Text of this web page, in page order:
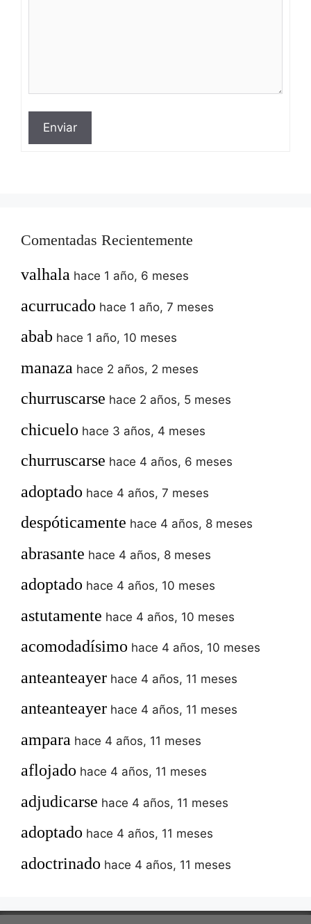
Enviar
Comentadas Recientemente
valhala hace 1 año, 6 meses
acurrucado hace 1 año, 7 meses
abab hace 1 año, 10 meses
manaza hace 2 años, 2 meses
churruscarse hace 2 años, 5 meses
chicuelo hace 3 años, 4 meses
churruscarse hace 4 años, 6 meses
adoptado hace 4 años, 7 meses
despóticamente hace 4 años, 8 meses
abrasante hace 4 años, 8 meses
adoptado hace 4 años, 10 meses
astutamente hace 4 años, 10 meses
acomodadísimo hace 4 años, 10 meses
anteanteayer hace 4 años, 11 meses
anteanteayer hace 4 años, 11 meses
ampara hace 4 años, 11 meses
aflojado hace 4 años, 11 meses
adjudicarse hace 4 años, 11 meses
adoptado hace 4 años, 11 meses
adoctrinado hace 4 años, 11 meses